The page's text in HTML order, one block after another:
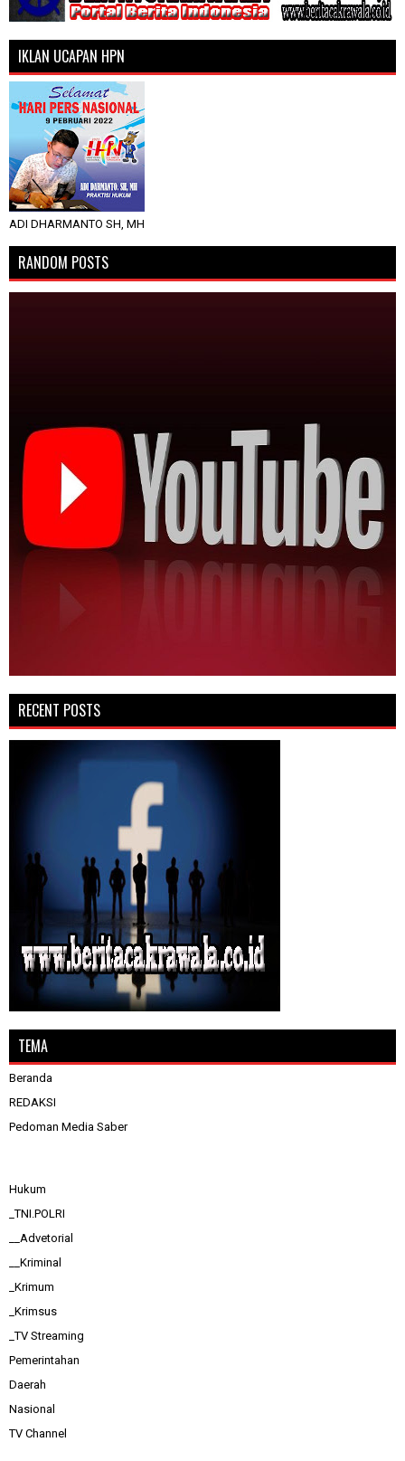
IKLAN UCAPAN HPN
ADI DHARMANTO SH, MH
RANDOM POSTS
RECENT POSTS
TEMA
Beranda
REDAKSI
Pedoman Media Saber
Hukum
_TNI.POLRI
__Advetorial
__Kriminal
_Krimum
_Krimsus
_TV Streaming
Pemerintahan
Daerah
Nasional
TV Channel